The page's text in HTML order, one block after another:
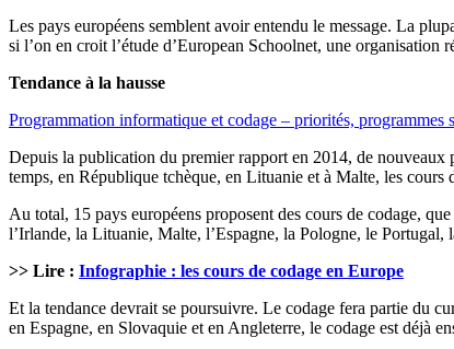
Les pays européens semblent avoir entendu le message. La
si l’on en croit l’étude d’European Schoolnet, une organisation
Tendance à la hausse
Programmation informatique et codage – priorités, programmes
Depuis la publication du premier rapport en 2014, de nouveaux
temps, en République tchèque, en Lituanie et à Malte, les cours
Au total, 15 pays européens proposent des cours de codage,
l’Irlande, la Lituanie, Malte, l’Espagne, la Pologne, le
>> Lire : Infographie : les cours de codage en Europe
Et la tendance devrait se poursuivre. Le codage fera partie du
en Espagne, en Slovaquie et en Angleterre, le codage est déjà